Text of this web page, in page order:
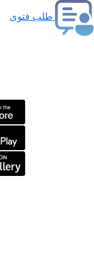
طلب فتوى